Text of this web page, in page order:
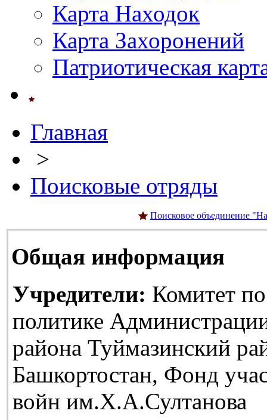
Карта Находок
Карта Захоронений
Патриотическая
Главная
>
Поисковые отряды
Поисковое объединение
Общая информация
Учредители: Комитет
политике
района Туймазинский
Башкортостан, Фонд
войн им.Х.А.Султанова